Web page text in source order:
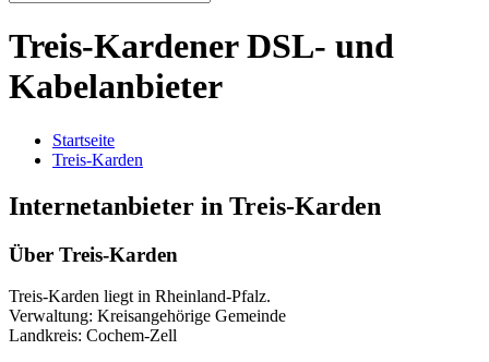
Treis-Kardener DSL- und
Kabelanbieter
Startseite
Treis-Karden
Internetanbieter in Treis-Karden
Über Treis-Karden
Treis-Karden liegt in Rheinland-Pfalz.
Verwaltung: Kreisangehörige Gemeinde
Landkreis: Cochem-Zell